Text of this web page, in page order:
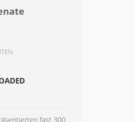
fast 300